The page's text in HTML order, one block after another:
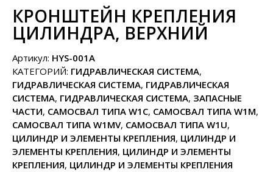
КРОНШТЕЙН КРЕПЛЕНИЯ
ЦИЛИНДРА, ВЕРХНИЙ
Артикул: HYS-001A
КАТЕГОРИЙ: ГИДРАВЛИЧЕСКАЯ СИСТЕМА,
ГИДРАВЛИЧЕСКАЯ СИСТЕМА, ГИДРАВЛИЧЕСКАЯ
СИСТЕМА, ГИДРАВЛИЧЕСКАЯ СИСТЕМА, ЗАПАСНЫЕ
ЧАСТИ, САМОСВАЛ ТИПА W1C, САМОСВАЛ ТИПА W1M,
САМОСВАЛ ТИПА W1MV, САМОСВАЛ ТИПА W1U,
ЦИЛИНДР И ЭЛЕМЕНТЫ КРЕПЛЕНИЯ, ЦИЛИНДР И
ЭЛЕМЕНТЫ КРЕПЛЕНИЯ, ЦИЛИНДР И ЭЛЕМЕНТЫ
КРЕПЛЕНИЯ, ЦИЛИНДР И ЭЛЕМЕНТЫ КРЕПЛЕНИЯ